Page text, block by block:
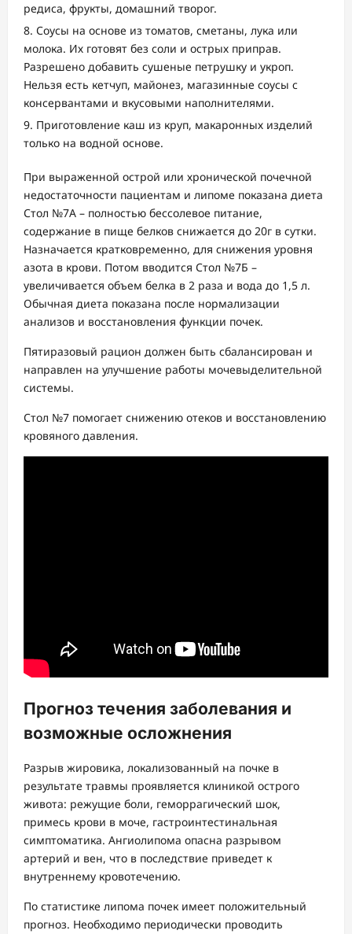
редиса, фрукты, домашний творог.
Соусы на основе из томатов, сметаны, лука или
молока. Их готовят без соли и острых приправ.
Разрешено добавить сушеные петрушку и укроп.
Нельзя есть кетчуп, майонез, магазинные соусы с
консервантами и вкусовыми наполнителями.
Приготовление каш из круп, макаронных изделий
только на водной основе.
При выраженной острой или хронической почечной
недостаточности пациентам и липоме показана диета
Стол №7А – полностью бессолевое питание,
содержание в пище белков снижается до 20г в сутки.
Назначается кратковременно, для снижения уровня
азота в крови. Потом вводится Стол №7Б –
увеличивается объем белка в 2 раза и вода до 1,5 л.
Обычная диета показана после нормализации
анализов и восстановления функции почек.
Пятиразовый рацион должен быть сбалансирован и
направлен на улучшение работы мочевыделительной
системы.
Стол №7 помогает снижению отеков и восстановлению
кровяного давления.
Прогноз течения заболевания и
возможные осложнения
Разрыв жировика, локализованный на почке в
результате травмы проявляется клиникой острого
живота: режущие боли, геморрагический шок,
примесь крови в моче, гастроинтестинальная
симптоматика. Ангиолипома опасна разрывом
артерий и вен, что в последствие приведет к
внутреннему кровотечению.
По статистике липома почек имеет положительный
прогноз. Необходимо периодически проводить